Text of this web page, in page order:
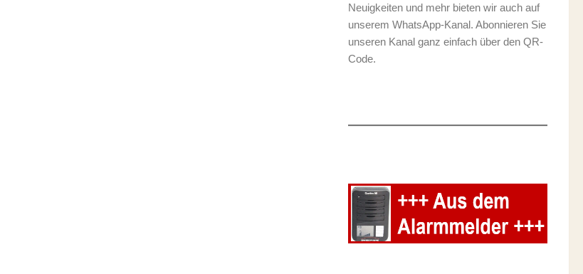
Neuigkeiten und mehr bieten wir auch auf
unserem WhatsApp-Kanal. Abonnieren Sie
unseren Kanal ganz einfach über den QR-
Code.